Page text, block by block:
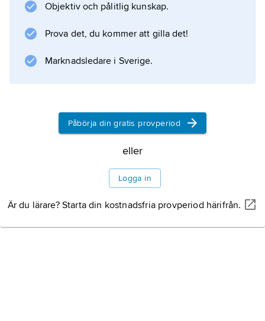
Information om artikeln
Objektiv och pålitlig kunskap.
Prova det, du kommer att gilla det!
Marknadsledare i Sverige.
Påbörja din gratis provperiod
eller
Logga in
Är du lärare? Starta din kostnadsfria provperiod härifrån.